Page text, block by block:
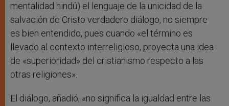
mentalidad hindú) el lenguaje de la unicidad de la
salvación de Cristo verdadero diálogo, no siempre
es bien entendido, pues cuando «el término es
llevado al contexto interreligioso, proyecta una idea
de «superioridad» del cristianismo respecto a las
otras religiones».
El diálogo, añadió, «no significa la igualdad entre las